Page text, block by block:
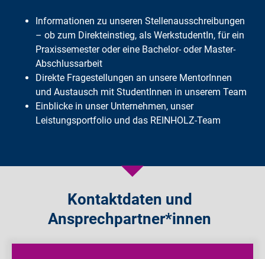
Informationen zu unseren Stellenausschreibungen
– ob zum Direkteinstieg, als WerkstudentIn, für ein
Praxissemester oder eine Bachelor- oder Master-
Abschlussarbeit
Direkte Fragestellungen an unsere MentorInnen
und Austausch mit StudentInnen in unserem Team
Einblicke in unser Unternehmen, unser
Leistungsportfolio und das REINHOLZ-Team
Kontaktdaten und
Ansprechpartner*innen